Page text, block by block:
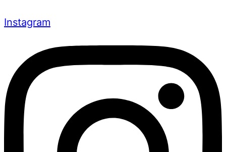
Instagram